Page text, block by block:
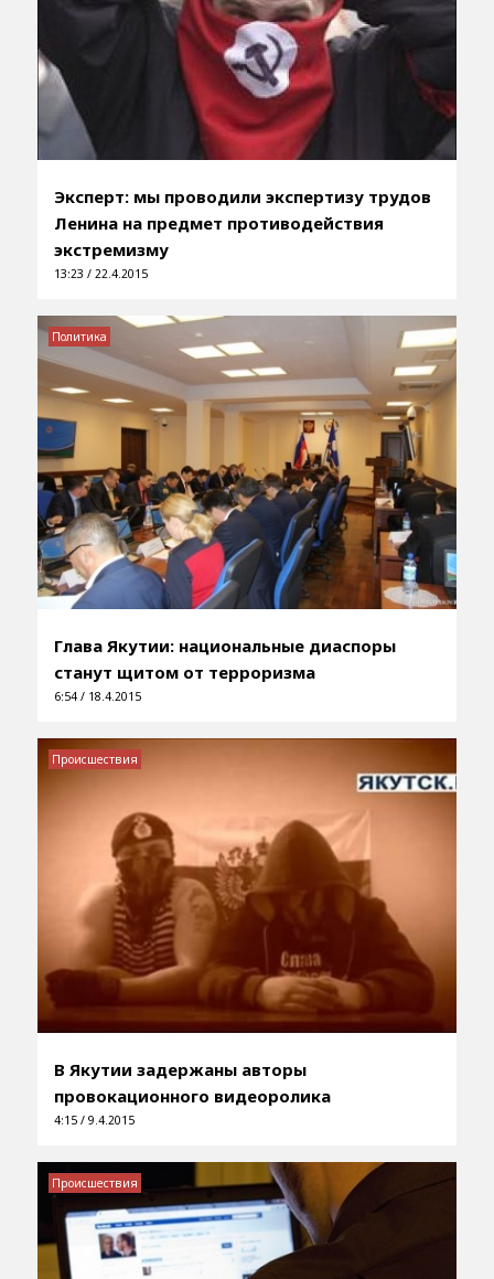
Эксперт: мы проводили экспертизу трудов
Ленина на предмет противодействия
экстремизму
13:23 / 22.4.2015
Глава Якутии: национальные диаспоры
станут щитом от терроризма
6:54 / 18.4.2015
Политика
В Якутии задержаны авторы
провокационного видеоролика
4:15 / 9.4.2015
Происшествия
Происшествия